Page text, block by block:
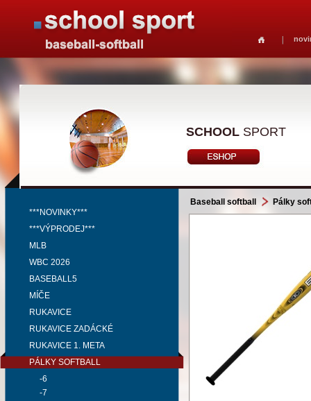
SCHOOL SPORT
***NOVINKY***
***VÝPRODEJ***
MLB
WBC 2026
BASEBALL5
MÍČE
RUKAVICE
RUKAVICE ZADÁCKÉ
RUKAVICE 1. META
PÁLKY SOFTBALL
-6
-7
Baseball softball Pálky